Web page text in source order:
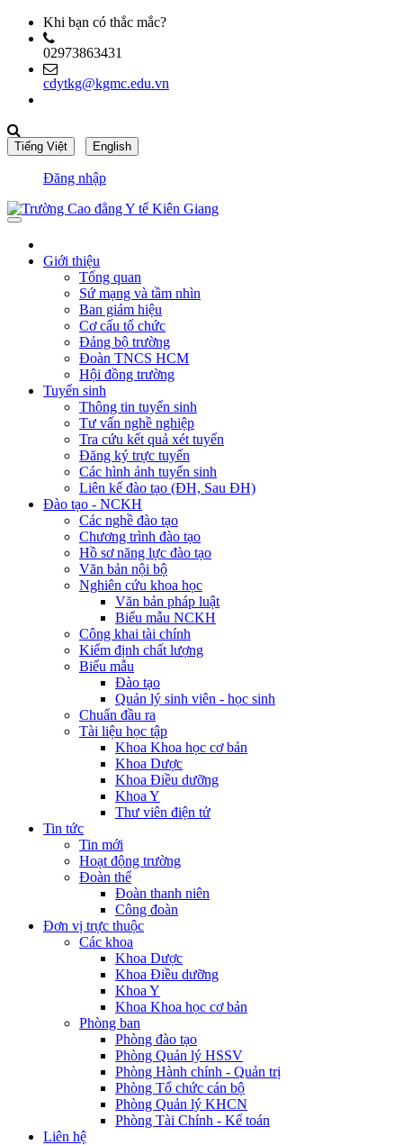
Khi bạn có thắc mắc?
02973863431
cdytkg@kgmc.edu.vn
Đăng nhập
Giới thiệu
Tổng quan
Sứ mạng và tầm nhìn
Ban giám hiệu
Cơ cấu tổ chức
Đảng bộ trường
Đoàn TNCS HCM
Hội đồng trường
Tuyển sinh
Thông tin tuyển sinh
Tư vấn nghề nghiệp
Tra cứu kết quả xét tuyển
Đăng ký trực tuyến
Các hình ảnh tuyển sinh
Liên kế đào tạo (ĐH, Sau ĐH)
Đào tạo - NCKH
Các nghề đào tạo
Chương trình đào tạo
Hồ sơ năng lực đào tạo
Văn bản nội bộ
Nghiên cứu khoa học
Văn bản pháp luật
Biểu mẫu NCKH
Công khai tài chính
Kiểm định chất lượng
Biểu mẫu
Đào tạo
Quản lý sinh viên - học sinh
Chuẩn đầu ra
Tài liệu học tập
Khoa Khoa học cơ bản
Khoa Dược
Khoa Điều dưỡng
Khoa Y
Thư viên điện tử
Tin tức
Tin mới
Hoạt động trường
Đoàn thể
Đoàn thanh niên
Công đoàn
Đơn vị trực thuộc
Các khoa
Khoa Dược
Khoa Điều dưỡng
Khoa Y
Khoa Khoa học cơ bản
Phòng ban
Phòng đào tạo
Phòng Quản lý HSSV
Phòng Hành chính - Quản trị
Phòng Tổ chức cán bộ
Phòng Quản lý KHCN
Phòng Tài Chính - Kế toán
Liên hệ